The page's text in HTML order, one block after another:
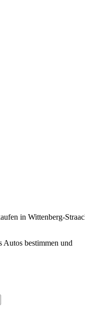
in Wittenberg-
Autos bestimmen und